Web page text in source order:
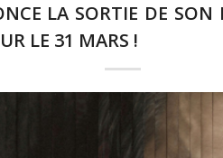
LA SORTIE DE SON
LE 31 MARS !